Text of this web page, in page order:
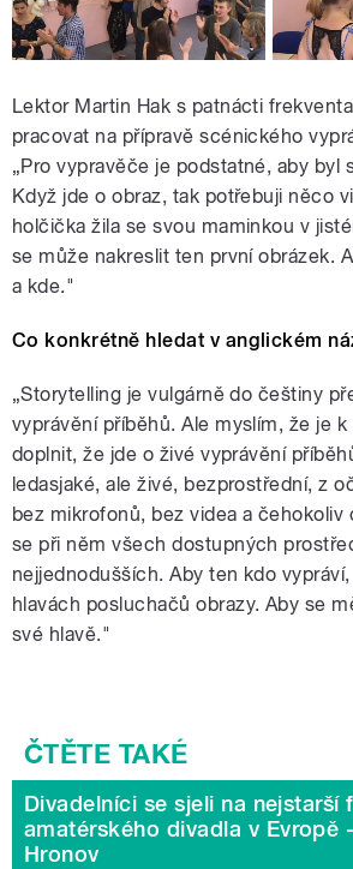
Lektor Martin Hak s patnácti
pracovat na přípravě scénického
„Pro vypravěče je podstatné, aby byl
Když jde o obraz, tak potřebuji něco
holčička žila se svou maminkou v
se může nakreslit ten první obrázek.
a kde."
Co konkrétně hledat v anglickém
„Storytelling je vulgárně do češtiny
vyprávění příběhů. Ale myslím, že je
doplnit, že jde o živé vyprávění
ledasjaké, ale živé, bezprostřední, z
bez mikrofonů, bez videa a čehokoliv
se při něm všech dostupných
nejjednodušších. Aby ten kdo
hlavách posluchačů obrazy. Aby se
své hlavě."
například na semináři
Divadelníci se sjeli na nejstarší
amatérského divadla v Evropě
Hronov